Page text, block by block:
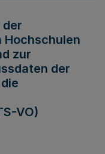
der
zur
der
VO)